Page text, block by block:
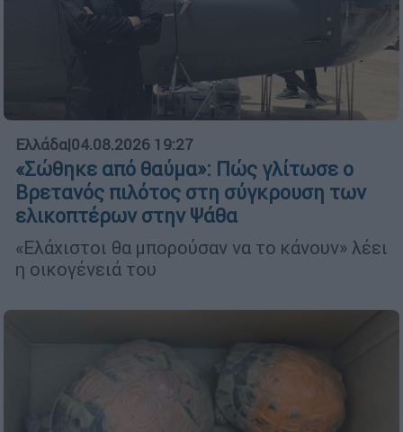
Ελλάδα|04.08.2026 19:27
«Σώθηκε από θαύμα»: Πώς γλίτωσε ο
Βρετανός πιλότος στη σύγκρουση των
ελικοπτέρων στην Ψάθα
«Ελάχιστοι θα μπορούσαν να το κάνουν» λέει
η οικογένειά του